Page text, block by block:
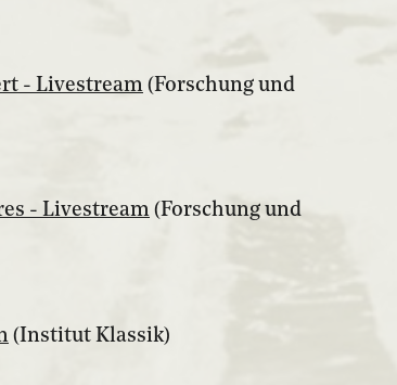
- Livestream (Forschung und
- Livestream (Forschung und
(Institut Klassik)